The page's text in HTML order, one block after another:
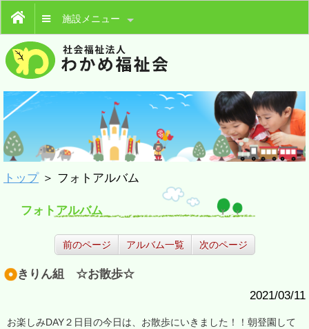
施設メニュー
トップ＞ フォトアルバム
フォトアルバム
前のページ アルバム一覧 次のページ
きりん組 ☆お散歩☆
2021/03/11
お楽しみDAY２日目の今日は、お散歩にいきました！！朝登園して